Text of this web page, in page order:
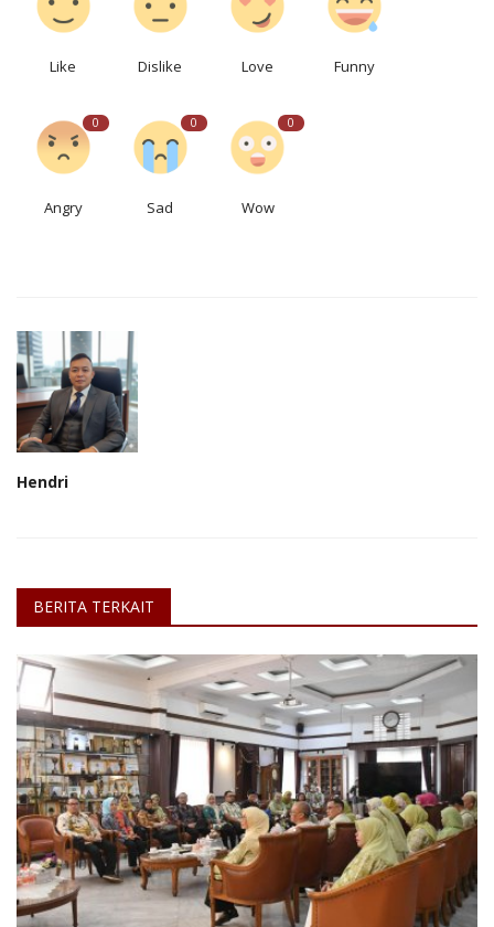
Like Dislike Love Funny
0
Angry
0
Sad
0
Wow
Hendri
BERITA TERKAIT